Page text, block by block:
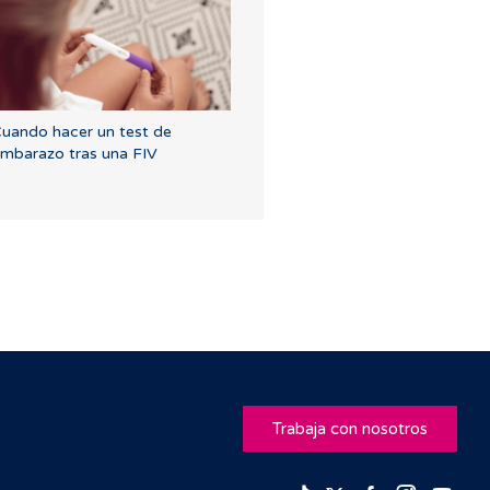
hacer un test de
tras una FIV
Trabaja con nosotros